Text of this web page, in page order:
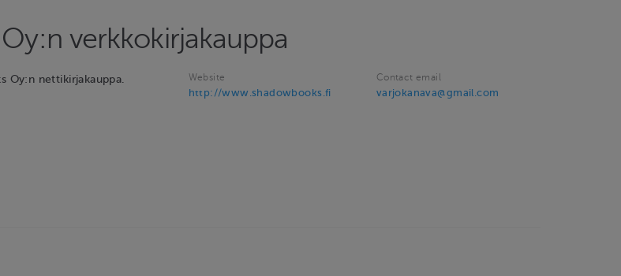
verkkokirjakauppa
Oy:n nettikirjakauppa. Website
http://www.shadowbooks.fi
Contact email
varjokanava@gmail.com